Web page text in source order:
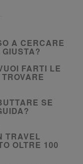
A CERCARE
FARTI LE
SE
TRAVEL
OLTRE 100